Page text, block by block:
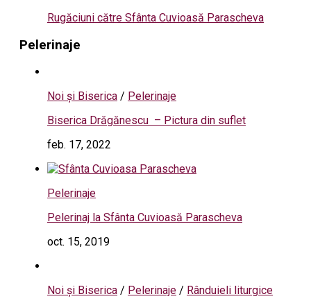
Rugăciuni către Sfânta Cuvioasă Parascheva
Pelerinaje
Noi și Biserica / Pelerinaje
Biserica Drăgănescu – Pictura din suflet
feb. 17, 2022
Pelerinaje
Pelerinaj la Sfânta Cuvioasă Parascheva
oct. 15, 2019
Noi și Biserica / Pelerinaje / Rânduieli liturgice